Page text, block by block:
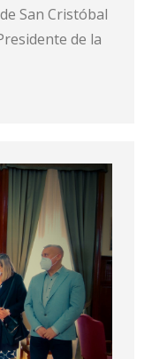
San Cristóbal
de la